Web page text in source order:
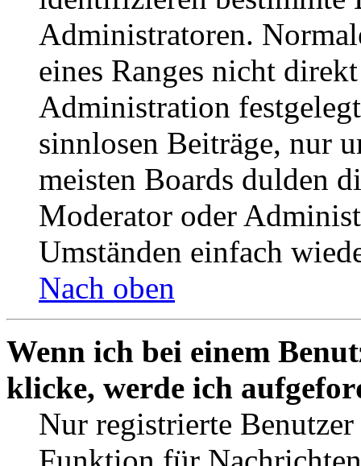
Administratoren.
eines Ranges nicht
Administration
sinnlosen Beiträge, nur
meisten Boards dulden
Moderator oder
Umständen einfach
Nach oben
Wenn ich bei einem
klicke, werde ich
Nur registrierte